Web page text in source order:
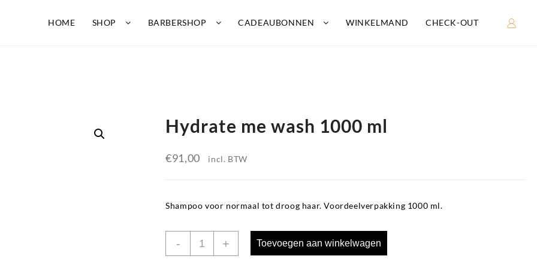
HOME SHOP BARBERSHOP CADEAUBONNEN WINKELMAND CHECK-OUT
Hydrate me wash 1000 ml
€91,00 incl. BTW
Shampoo voor normaal tot droog haar. Voordeelverpakking 1000 ml.
-
Hydrate
me
+ Toevoegen aan winkelwagen